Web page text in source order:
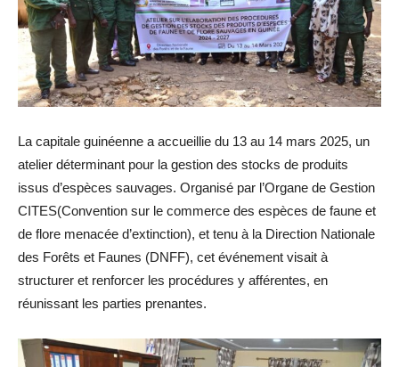
La capitale guinéenne a accueillie du 13 au 14 mars 2025, un
atelier déterminant pour la gestion des stocks de produits
issus d’espèces sauvages. Organisé par l’Organe de Gestion
CITES(Convention sur le commerce des espèces de faune et
de flore menacée d’extinction), et tenu à la Direction Nationale
des Forêts et Faunes (DNFF), cet événement visait à
structurer et renforcer les procédures y afférentes, en
réunissant les parties prenantes.